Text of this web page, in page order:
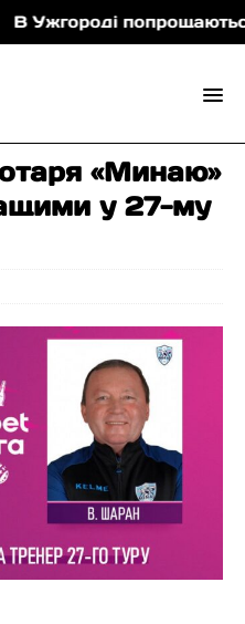
Ужгороді
«Минаю»
у 27-му